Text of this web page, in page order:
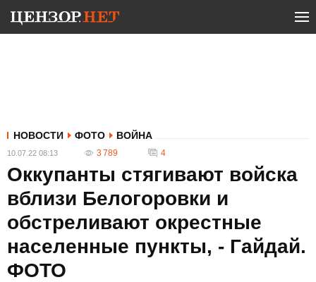
НОВОСТИ ФОТО ВОЙНА
10.07.22 08:13 3 789 4
Оккупанты стягивают войска
вблизи Белогоровки и
обстреливают окрестные
населенные пункты, - Гайдай.
ФОТО